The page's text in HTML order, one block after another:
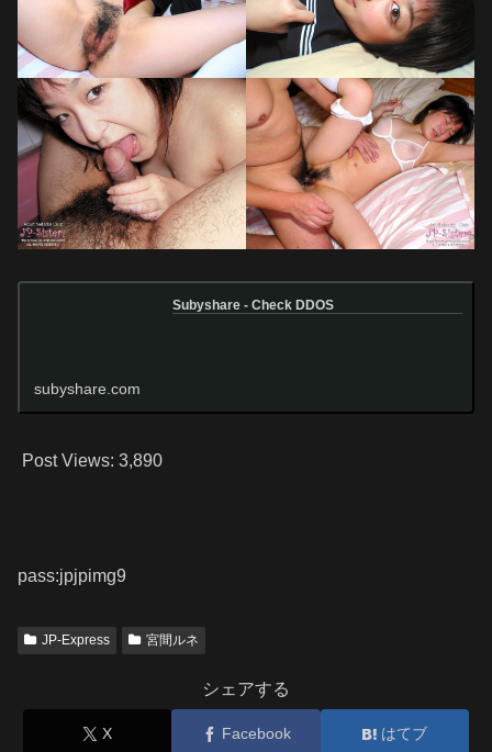
Subyshare - Check DDOS
subyshare.com
Post Views: 3,890
pass:jpjpimg9
JP-Express 宮間ルネ
シェアする
X Facebook はてブ